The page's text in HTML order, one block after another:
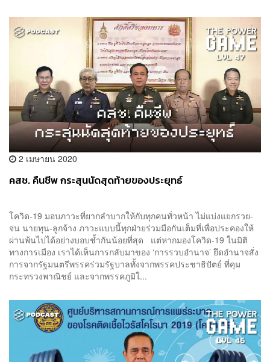
2 เมษายน 2020
คสช. คืนชีพ กระสุนนัดสุดท้ายของประยุทธ์
โควิด-19 มอบภาวะที่ยากลำบากให้กับทุกคนทั่วหน้า ไม่แบ่งแยกรวย-
จน นายทุน-ลูกจ้าง ภาวะแบบนี้ทุกฝ่ายร่วมมือกันเต็มที่เพื่อประคองให้
ผ่านพ้นไปได้อย่างบอบช้ำกันน้อยที่สุด แต่หากมองโควิด-19 ในมิติ
ทางการเมือง เราได้เห็นการกลับมาของ ‘การรวบอำนาจ’ ยึดอำนาจสั่ง
การจากรัฐมนตรีพรรคร่วมรัฐบาลทั้งจากพรรคประชาธิปัตย์ ที่คุม
กระทรวงพาณิชย์ และจากพรรคภูมิใ...